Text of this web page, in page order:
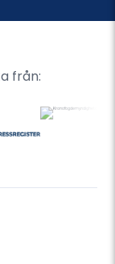
från: